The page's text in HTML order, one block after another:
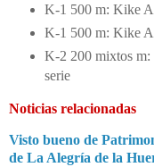
K-1 500 m: Kike
K-1 500 m: Kike
K-2 200 mixtos m:
serie
Noticias relacionadas
Visto bueno de
de La Alegría de la